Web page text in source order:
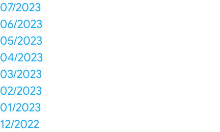
07/2023
06/2023
05/2023
04/2023
03/2023
02/2023
01/2023
12/2022